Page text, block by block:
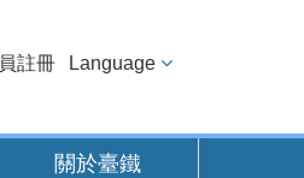
註冊 Language
關於臺鐵